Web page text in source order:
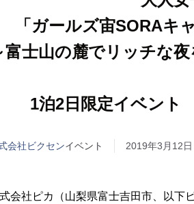
「ガールズ宙SORAキ
富士山の麓でリッチな
1泊2日限定イベント
会社ビクセンイベント 2019年3月12
会社ピカ（山梨県富士吉田市、以下